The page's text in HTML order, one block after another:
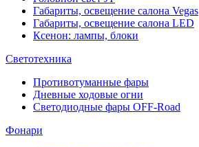
Габариты, освещение салона Vegas
Габариты, освещение салона LED
Ксенон: лампы, блоки
Светотехника
Противотуманные фары
Дневные ходовые огни
Светодиодные фары OFF-Road
Фонари